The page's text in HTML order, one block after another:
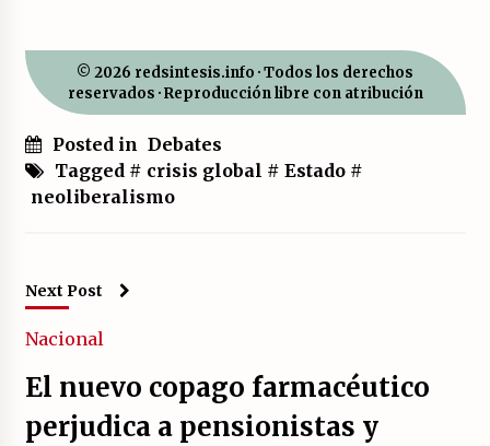
© 2026 redsintesis.info · Todos los derechos
reservados · Reproducción libre con atribución
Posted in Debates
Tagged # crisis global # Estado#
neoliberalismo
Next Post
Nacional
El nuevo copago farmacéutico
perjudica a pensionistas y